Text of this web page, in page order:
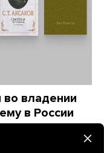
владении
в России
частную